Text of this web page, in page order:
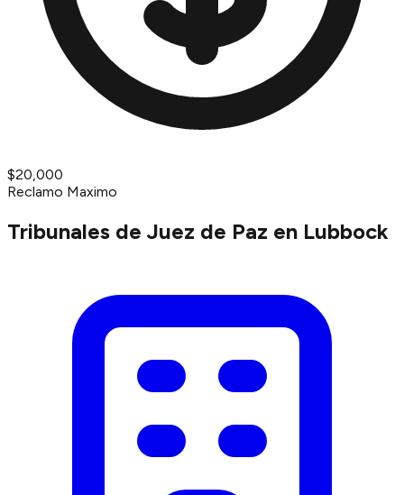
$20,000
Reclamo Maximo
Tribunales de Juez de Paz en Lubbock